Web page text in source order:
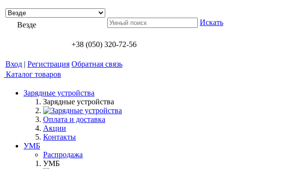
Везде Искать
+38 (050) 320-72-56
Вход | Регистрация Обратная связь
Каталог товаров
Зарядные устройства
Зарядные устройства
Оплата и доставка
Акции
Контакты
УМБ
Распродажа
УМБ